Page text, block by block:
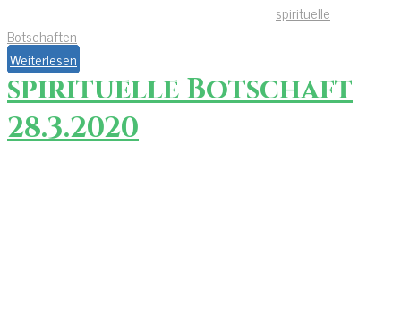
spirituelle
Botschaften
Weiterlesen
spirituelle Botschaft
28.3.2020